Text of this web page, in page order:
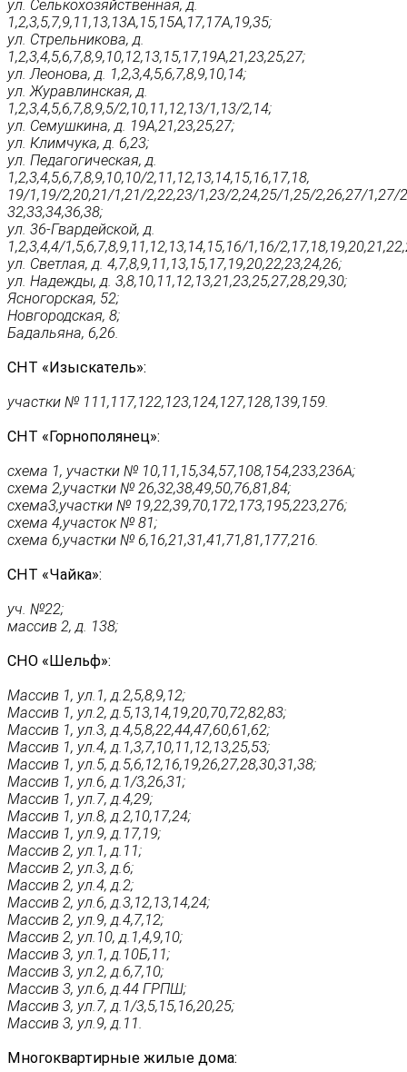
ул. Селькохозяйственная, д.
1,2,3,5,7,9,11,13,13А,15,15А,17,17А,19,35;
ул. Стрельникова, д.
1,2,3,4,5,6,7,8,9,10,12,13,15,17,19А,21,23,25,27;
ул. Леонова, д. 1,2,3,4,5,6,7,8,9,10,14;
ул. Журавлинская, д.
1,2,3,4,5,6,7,8,9,5/2,10,11,12,13/1,13/2,14;
ул. Семушкина, д. 19А,21,23,25,27;
ул. Климчука, д. 6,23;
ул. Педагогическая, д.
1,2,3,4,5,6,7,8,9,10,10/2,11,12,13,14,15,16,17,18,
19/1,19/2,20,21/1,21/2,22,23/1,23/2,24,25/1,25/2,26,27/1,27/
32,33,34,36,38;
ул. 36-Гвардейской, д.
1,2,3,4,4/1,5,6,7,8,9,11,12,13,14,15,16/1,16/
ул. Светлая, д. 4,7,8,9,11,13,15,17,19,20,22,23,24,26;
ул. Надежды, д. 3,8,10,11,12,13,21,23,25,27,28,29,30;
Ясногорская, 52;
Новгородская, 8;
Бадальяна, 6,26.
СНТ «Изыскатель»:
участки № 111,117,122,123,124,127,128,139,159.
СНТ «Горнополянец»:
схема 1, участки № 10,11,15,34,57,108,154,233,236А;
схема 2,участки № 26,32,38,49,50,76,81,84;
схема3,участки № 19,22,39,70,172,173,195,223,276;
схема 4,участок № 81;
схема 6,участки № 6,16,21,31,41,71,81,177,216.
СНТ «Чайка»:
уч. №22;
массив 2, д. 138;
СНО «Шельф»:
Массив 1, ул.1, д.2,5,8,9,12;
Массив 1, ул.2, д.5,13,14,19,20,70,72,82,83;
Массив 1, ул.3, д.4,5,8,22,44,47,60,61,62;
Массив 1, ул.4, д.1,3,7,10,11,12,13,25,53;
Массив 1, ул.5, д.5,6,12,16,19,26,27,28,30,31,38;
Массив 1, ул.6, д.1/3,26,31;
Массив 1, ул.7, д.4,29;
Массив 1, ул.8, д.2,10,17,24;
Массив 1, ул.9, д.17,19;
Массив 2, ул.1, д.11;
Массив 2, ул.3, д.6;
Массив 2, ул.4, д.2;
Массив 2, ул.6, д.3,12,13,14,24;
Массив 2, ул.9, д.4,7,12;
Массив 2, ул.10, д.1,4,9,10;
Массив 3, ул.1, д.10Б,11;
Массив 3, ул.2, д.6,7,10;
Массив 3, ул.6, д.44 ГРПШ;
Массив 3, ул.7, д.1/3,5,15,16,20,25;
Массив 3, ул.9, д.11.
Многоквартирные жилые дома: